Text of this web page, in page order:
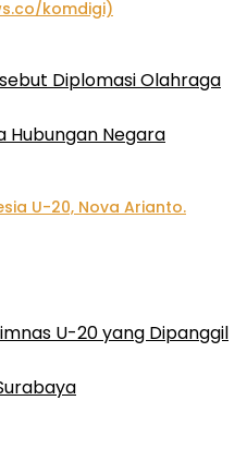
Diplomasi Olahraga
Hubungan Negara
U-20 yang Dipanggil